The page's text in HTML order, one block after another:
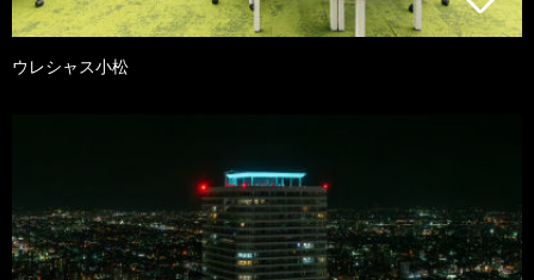
ウレシャス小松